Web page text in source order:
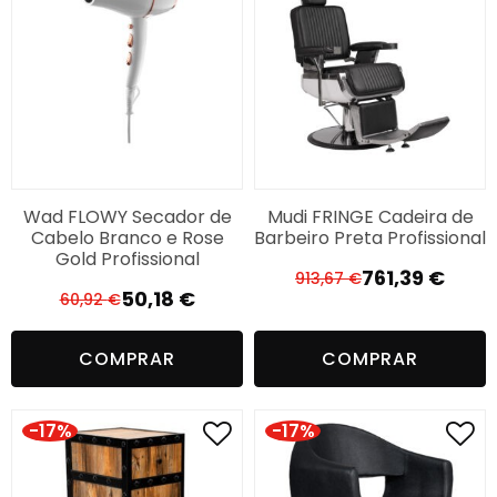
Wad FLOWY Secador de
Cabelo Branco e Rose
Gold Profissional
60,92€ O
preço
original
era:
50,18 €
O
preço
atual
é:
COMPRAR
Mudi FRINGE Cadeira de
Barbeiro Preta Profissional
913,67€ O
era:
761,39 €
O
é:
COMPRAR
-17% -17%